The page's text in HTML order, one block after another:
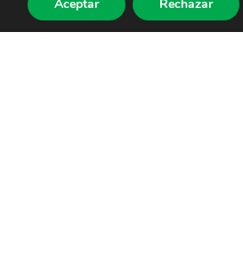
Aceptar Rechazar